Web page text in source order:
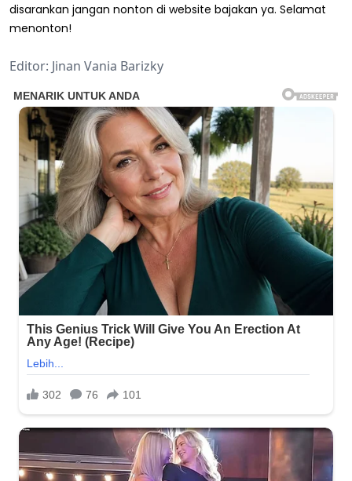
disarankan jangan nonton di website bajakan ya. Selamat
menonton!
Editor: Jinan Vania Barizky